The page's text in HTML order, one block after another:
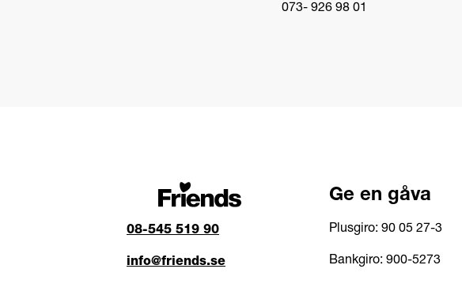
073- 926 98 01
08-545 519 90
info@friends.se
Ge en gåva
Plusgiro: 90 05 27-3
Bankgiro: 900-5273